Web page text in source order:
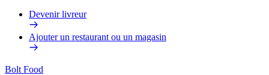
Devenir livreur
Ajouter un restaurant ou un magasin
Bolt Food